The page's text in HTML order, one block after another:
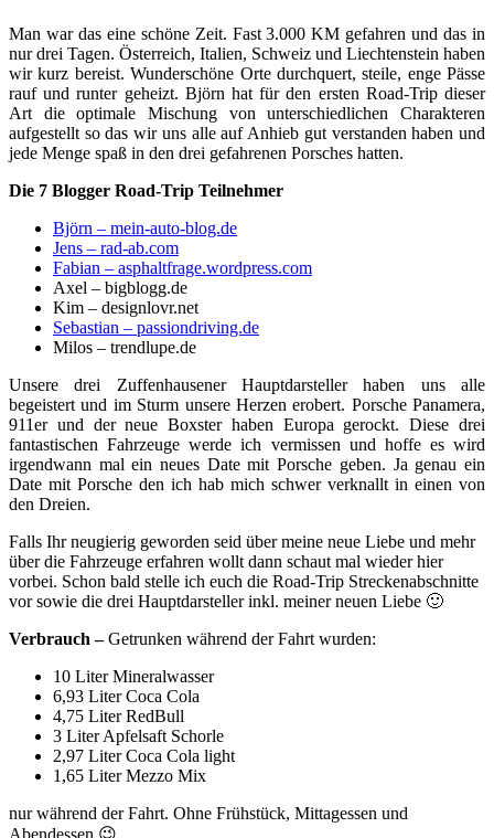
Man war das eine schöne Zeit. Fast 3.000 KM gefahren und das in
nur drei Tagen. Österreich, Italien, Schweiz und Liechtenstein haben
wir kurz bereist. Wunderschöne Orte durchquert, steile, enge Pässe
rauf und runter geheizt. Björn hat für den ersten Road-Trip dieser
Art die optimale Mischung von unterschiedlichen Charakteren
aufgestellt so das wir uns alle auf Anhieb gut verstanden haben und
jede Menge spaß in den drei gefahrenen Porsches hatten.
Die 7 Blogger Road-Trip Teilnehmer
Björn – mein-auto-blog.de
Jens – rad-ab.com
Fabian – asphaltfrage.wordpress.com
Axel – bigblogg.de
Kim – designlovr.net
Sebastian – passiondriving.de
Milos – trendlupe.de
Unsere drei Zuffenhausener Hauptdarsteller haben uns alle
begeistert und im Sturm unsere Herzen erobert. Porsche Panamera,
911er und der neue Boxster haben Europa gerockt. Diese drei
fantastischen Fahrzeuge werde ich vermissen und hoffe es wird
irgendwann mal ein neues Date mit Porsche geben. Ja genau ein
Date mit Porsche den ich hab mich schwer verknallt in einen von
den Dreien.
Falls Ihr neugierig geworden seid über meine neue Liebe und mehr
über die Fahrzeuge erfahren wollt dann schaut mal wieder hier
vorbei. Schon bald stelle ich euch die Road-Trip Streckenabschnitte
vor sowie die drei Hauptdarsteller inkl. meiner neuen Liebe 🙂
Verbrauch –Getrunken während der Fahrt wurden:
10 Liter Mineralwasser
6,93 Liter Coca Cola
4,75 Liter RedBull
3 Liter Apfelsaft Schorle
2,97 Liter Coca Cola light
1,65 Liter Mezzo Mix
nur während der Fahrt. Ohne Frühstück, Mittagessen und
Abendessen 😉